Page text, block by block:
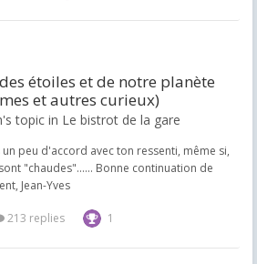
étoiles et de notre planète
et autres curieux)
topic in Le bistrot de la gare
un peu d'accord avec ton ressenti, même si,
"chaudes"...... Bonne continuation de
Jean-Yves
213 replies 1